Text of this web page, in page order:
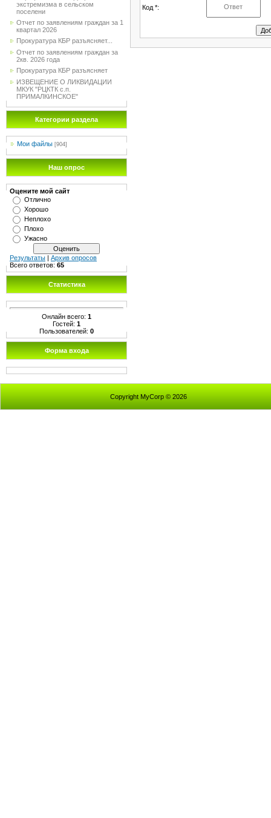
экстремизма в сельском
поселени
Отчет по заявлениям граждан за 1
квартал 2026
Прокуратура КБР разъясняет...
Отчет по заявлениям граждан за
2кв. 2026 года
Прокуратура КБР разъясняет
ИЗВЕЩЕНИЕ О ЛИКВИДАЦИИ
МКУК "РЦКТК с.п.
ПРИМАЛКИНСКОЕ"
Категории раздела
Мои файлы [904]
Наш опрос
Оцените мой сайт
Отлично
Хорошо
Неплохо
Плохо
Ужасно
Результаты | Архив опросов
Всего ответов: 65
Статистика
Онлайн всего: 1
Гостей: 1
Пользователей: 0
Форма входа
Код *:
Copyright MyCorp © 2026